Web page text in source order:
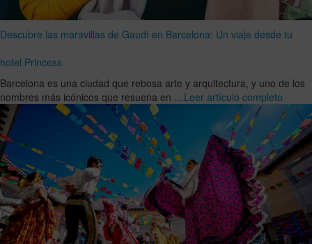
Descubre las maravillas de Gaudí en Barcelona: Un viaje desde tu
hotel Princess
Barcelona es una ciudad que rebosa arte y arquitectura, y uno de los
nombres más icónicos que resuena en …Leer artículo completo